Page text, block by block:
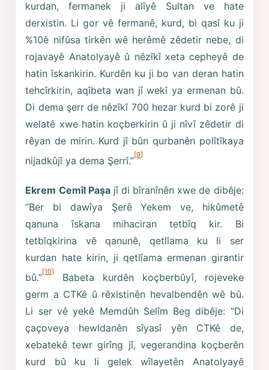
kurdan, fermanek ji alîyê Sultan ve hate
derxistin. Li gor vê fermanê, kurd, bi qasî ku ji
%10ê nifûsa tirkên wê herêmê zêdetir nebe, di
rojavayê Anatolyayê û nêzîkî xeta cepheyê de
hatin îskankirin. Kurdên ku ji bo van deran hatin
tehcîrkirin, aqîbeta wan jî wekî ya ermenan bû.
Di dema şerr de nêzîkî 700 hezar kurd bi zorê ji
welatê xwe hatin koçberkirin û ji nîvî zêdetir di
rêyan de mirin. Kurd jî bûn qurbanên polîtîkaya
nijadkûjî ya dema Şerrî.”[9]
Ekrem Cemîl Paşajî di bîranînên xwe de dibêje:
“Ber bi dawîya Şerê Yekem ve, hikûmetê
qanuna îskana mihaciran tetbîq kir. Bi
tetbîqkirina vê qanunê, qetlîama ku li ser
kurdan hate kirin, ji qetlîama ermenan girantir
bû.”[10]Babeta kurdên koçberbûyî, rojeveke
germ a CTKê û rêxistinên hevalbendên wê bû.
Li ser vê yekê Memdûh Selîm Beg dibêje: “Di
çaçoveya hewldanên sîyasî yên CTKê de,
xebatekê tewr girîng jî, vegerandina koçberên
kurd bû ku li gelek wîlayetên Anatolyayê